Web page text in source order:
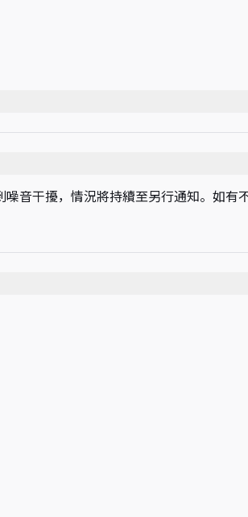
音干擾，情況將持續至另行通知。如有